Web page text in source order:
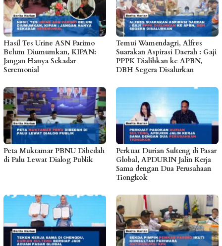
Hasil Tes Urine ASN Parimo
Belum Diumumkan, KIPAN:
Jangan Hanya Sekadar
Seremonial
Temui Wamendagri, Alfres
Suarakan Aspirasi Daerah : Gaji
PPPK Dialihkan ke APBN,
DBH Segera Disalurkan
Peta Muktamar PBNU Dibedah
di Palu Lewat Dialog Publik
Perkuat Durian Sulteng di Pasar
Global, APDURIN Jalin Kerja
Sama dengan Dua Perusahaan
Tiongkok